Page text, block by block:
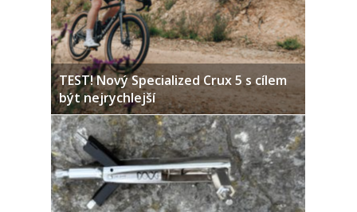
TEST! Nový Specialized Crux 5 s cílem
být nejrychlejší